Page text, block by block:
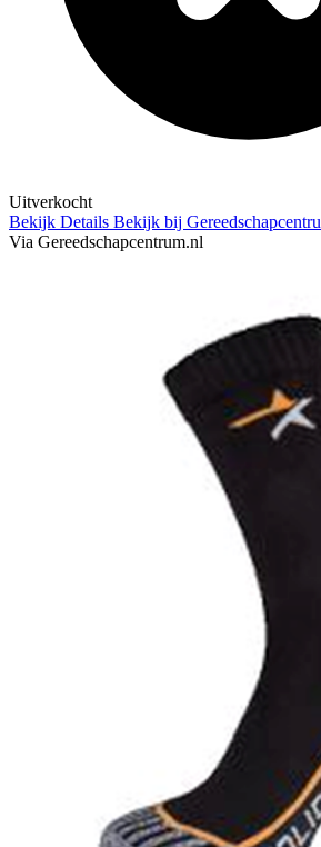
Uitverkocht
Bekijk Details Bekijk bij
Via Gereedschapcentrum.nl